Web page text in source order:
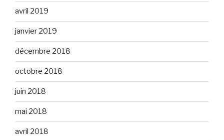
avril 2019
janvier 2019
décembre 2018
octobre 2018
juin 2018
mai 2018
avril 2018